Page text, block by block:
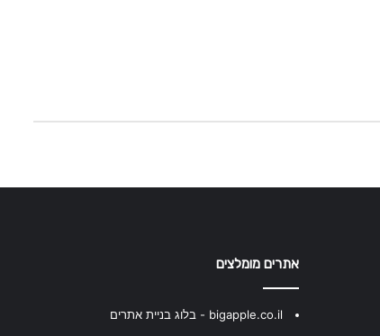
אתרים מומלצים
bigapple.co.il - בלוג בניית אתרים